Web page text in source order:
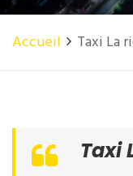
Accueil Taxi La
Taxi